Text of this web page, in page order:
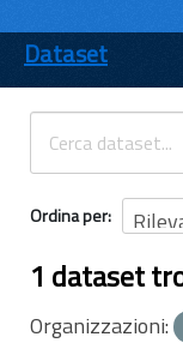
ENTI
TEMI
INFORMAZIONI
Dataset
Ordina per
1 dataset
Organizzazioni: